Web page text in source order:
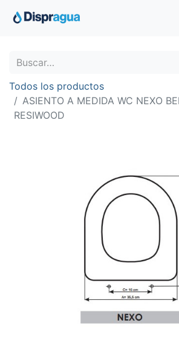
Todos los productos
ASIENTO A MEDIDA WC NEXO
RESIWOOD